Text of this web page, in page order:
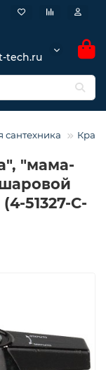
tech.ru
″мама-
51327-C-